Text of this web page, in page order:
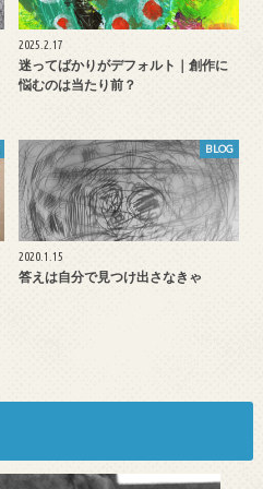
2025.2.17
迷ってばかりがデフォルト｜創作に
悩むのは当たり前？
BLOG
2020.1.15
答えは自分で見つけ出さなきゃ